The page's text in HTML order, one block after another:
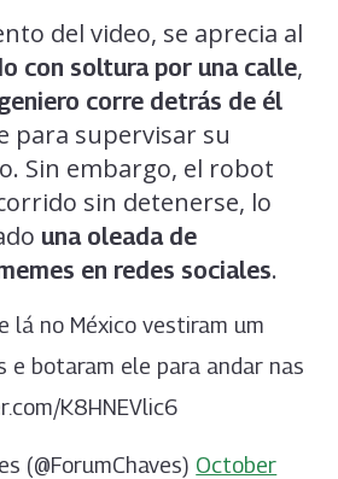
del video, se aprecia al
con soltura por una calle,
corre detrás de él
para supervisar su
Sin embargo, el robot
sin detenerse, lo
una oleada de
en redes sociales.
lá no México vestiram um
e botaram ele para andar nas
K8HNEVlic6
(@ForumChaves) October